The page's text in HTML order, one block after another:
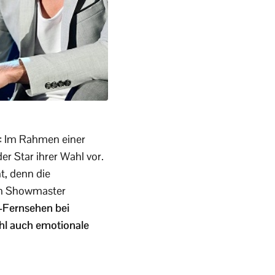
Rahmen einer
Star ihrer Wahl vor.
denn die
Showmaster
bei
auch emotionale